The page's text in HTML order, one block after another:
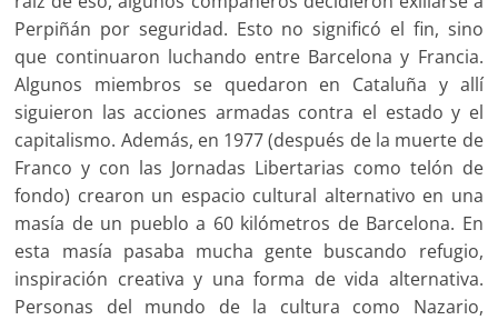
Perpiñán por seguridad. Esto no significó el fin, sino
que continuaron luchando entre Barcelona y Francia.
Algunos miembros se quedaron en Cataluña y allí
siguieron las acciones armadas contra el estado y el
capitalismo. Además, en 1977 (después de la muerte de
Franco y con las Jornadas Libertarias como telón de
fondo) crearon un espacio cultural alternativo en una
masía de un pueblo a 60 kilómetros de Barcelona. En
esta masía pasaba mucha gente buscando refugio,
inspiración creativa y una forma de vida alternativa.
Personas del mundo de la cultura como Nazario,